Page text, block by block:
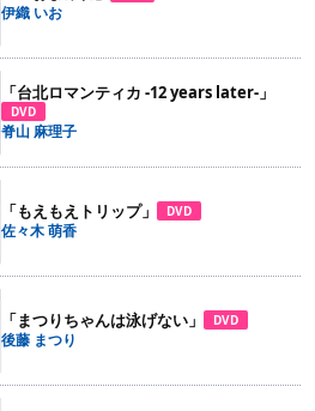
伊織 いお
「台北ロマンティカ -12 years later-」
DVD
脊山 麻理子
「もえもえトリップ」 DVD
佐々木 萌香
「まつりちゃんは泳げない」 DVD
後藤 まつり